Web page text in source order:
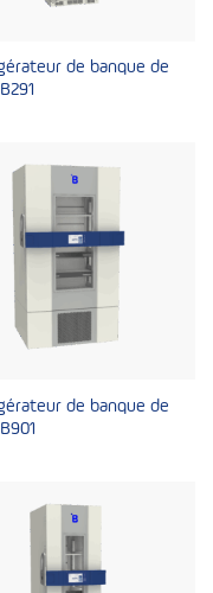
de banque de
de banque de